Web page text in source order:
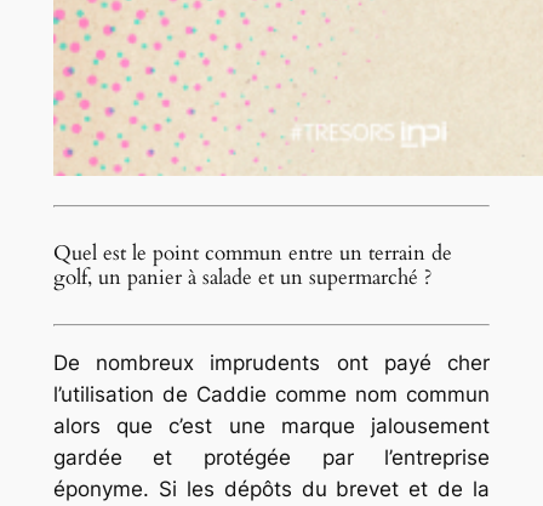
Quel est le point commun entre un terrain de
golf, un panier à salade et un supermarché ?
De nombreux imprudents ont payé cher
l’utilisation de Caddie comme nom commun
alors que c’est une marque jalousement
gardée et protégée par l’entreprise
éponyme. Si les dépôts du brevet et de la